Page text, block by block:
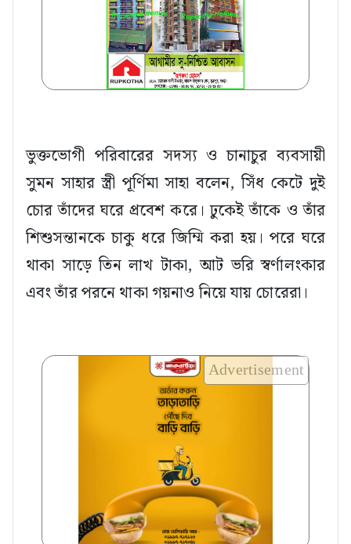
ভুক্তভোগী পরিবারের সদস্য ও চানাচুর ব্যবসায়ী
সুমন সাহার স্ত্রী পূর্ণিমা সাহা বলেন, সিঁধ কেটে দুই
চোর তাঁদের ঘরে প্রবেশ করে। ঢুকেই তাঁকে ও তাঁর
শিশুসন্তানকে চাকু ধরে জিম্মি করা হয়। পরে ঘরে
থাকা সাড়ে তিন লাখ টাকা, আট ভরি স্বর্ণালংকার
এবং তাঁর পরনে থাকা গয়নাও নিয়ে যায় চোরেরা।
Advertisement